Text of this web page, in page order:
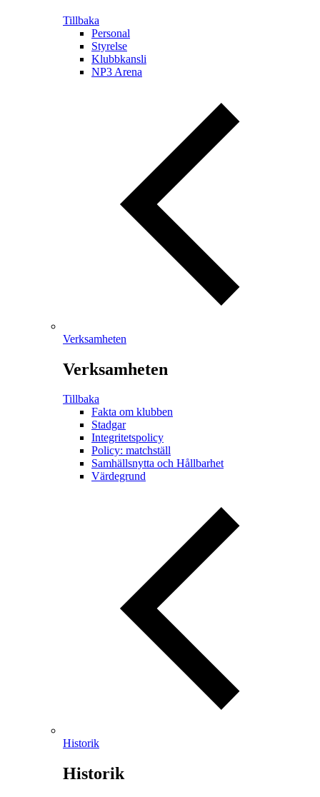
Tillbaka
Personal
Styrelse
Klubbkansli
NP3 Arena
Verksamheten
Verksamheten
Tillbaka
Fakta om klubben
Stadgar
Integritetspolicy
Policy: matchställ
Samhällsnytta och Hållbarhet
Värdegrund
Historik
Historik